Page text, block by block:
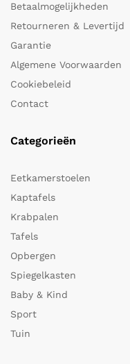
Betaalmogelijkheden
Retourneren & Levertijd
Garantie
Algemene Voorwaarden
Cookiebeleid
Contact
Categorieën
Eetkamerstoelen
Kaptafels
Krabpalen
Tafels
Opbergen
Spiegelkasten
Baby & Kind
Sport
Tuin